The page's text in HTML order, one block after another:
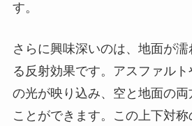
す。
さらに興味深いのは、地面が濡
る反射効果です。アスファル
の光が映り込み、空と地面の
ことができます。この上下対称